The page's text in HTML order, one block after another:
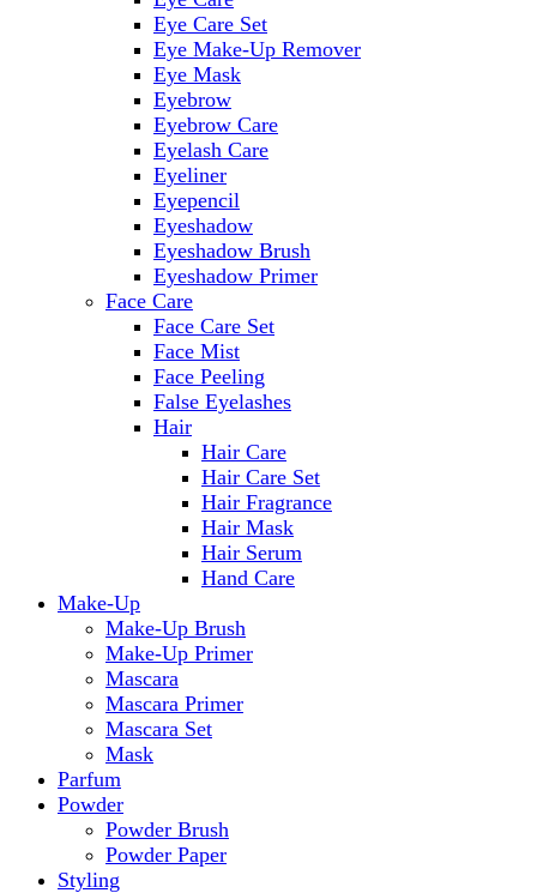
Eye Care Set
Eye Make-Up Remover
Eye Mask
Eyebrow
Eyebrow Care
Eyelash Care
Eyeliner
Eyepencil
Eyeshadow
Eyeshadow Brush
Eyeshadow Primer
Face Care
Face Care Set
Face Mist
Face Peeling
False Eyelashes
Hair
Hair Care
Hair Care Set
Hair Fragrance
Hair Mask
Hair Serum
Hand Care
Make-Up
Make-Up Brush
Make-Up Primer
Mascara
Mascara Primer
Mascara Set
Mask
Parfum
Powder
Powder Brush
Powder Paper
Styling